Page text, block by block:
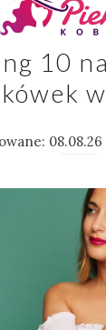
10
08.08.26